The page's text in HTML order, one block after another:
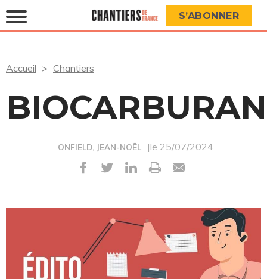
S’ABONNER
Accueil Chantiers
ONFIELD, JEAN-NOËL |le 25/07/2024